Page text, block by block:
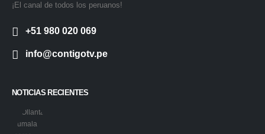
¡El canal de todos los peruanos!
+51 980 020 069
info@contigotv.pe
NOTICIAS RECIENTES